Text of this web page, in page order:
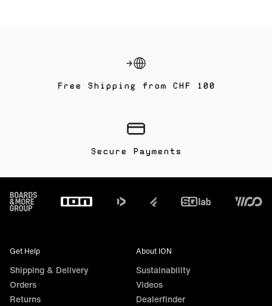
Free Shipping from CHF 100
Secure Payments
Footer
Get Help
Shipping & Delivery
Orders
Returns
About ION
Sustainability
Videos
Dealerfinder